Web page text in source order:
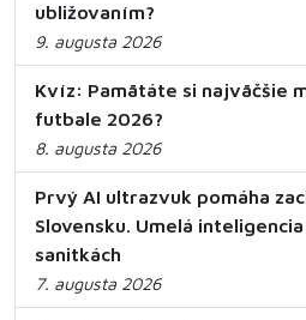
ubližovaním?
9. augusta 2026
Kvíz: Pamätáte si najväčšie
futbale 2026?
8. augusta 2026
Prvý AI ultrazvuk pomáha
Slovensku. Umelá
sanitkách
7. augusta 2026